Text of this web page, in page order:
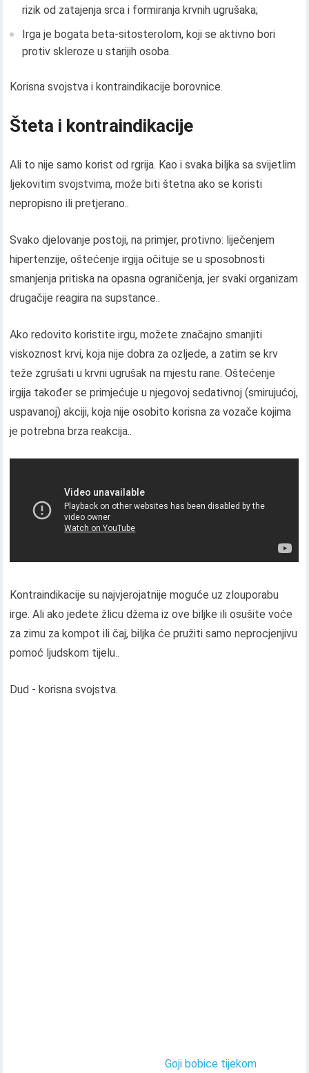
rizik od zatajenja srca i formiranja krvnih ugrušaka;
Irga je bogata beta-sitosterolom, koji se aktivno bori
protiv skleroze u starijih osoba.
Korisna svojstva i kontraindikacije borovnice.
Šteta i kontraindikacije
Ali to nije samo korist od rgrija. Kao i svaka biljka sa svijetlim
ljekovitim svojstvima, može biti štetna ako se koristi
nepropisno ili pretjerano..
Svako djelovanje postoji, na primjer, protivno: liječenjem
hipertenzije, oštećenje irgija očituje se u sposobnosti
smanjenja pritiska na opasna ograničenja, jer svaki organizam
drugačije reagira na supstance..
Ako redovito koristite irgu, možete značajno smanjiti
viskoznost krvi, koja nije dobra za ozljede, a zatim se krv
teže zgrušati u krvni ugrušak na mjestu rane. Oštećenje
irgija također se primjećuje u njegovoj sedativnoj (smirujućoj,
uspavanoj) akciji, koja nije osobito korisna za vozače kojima
je potrebna brza reakcija..
Kontraindikacije su najvjerojatnije moguće uz zlouporabu
irge. Ali ako jedete žlicu džema iz ove biljke ili osušite voće
za zimu za kompot ili čaj, biljka će pružiti samo neprocjenjivu
pomoć ljudskom tijelu..
Dud - korisna svojstva.
Goji bobice tijekom